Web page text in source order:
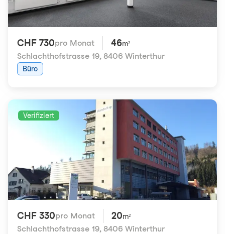
CHF 730pro Monat 46m²
Schlachthofstrasse 19, 8406 Winterthur
Büro
Verifiziert
CHF 330pro Monat 20m²
Schlachthofstrasse 19, 8406 Winterthur